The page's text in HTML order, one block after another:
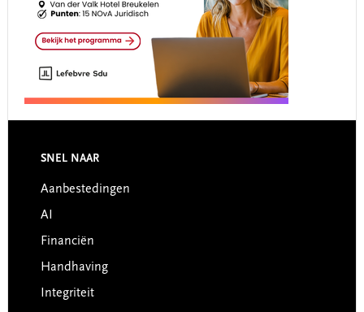
Footer
SNEL NAAR
Aanbestedingen
AI
Financiën
Handhaving
Integriteit